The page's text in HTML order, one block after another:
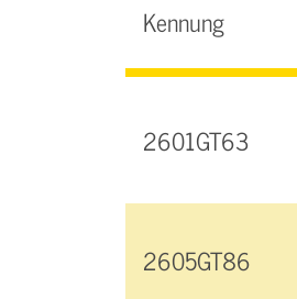
Kennung
2601GT63
2605GT86